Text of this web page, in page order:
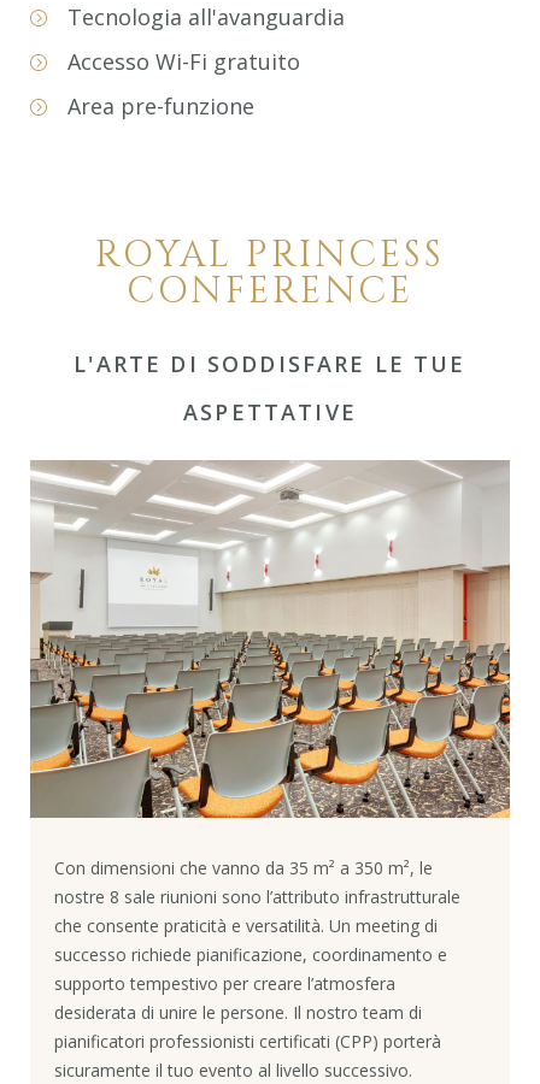
Tecnologia all'avanguardia
Accesso Wi-Fi gratuito
Area pre-funzione
ROYAL PRINCESS
CONFERENCE
L'ARTE DI SODDISFARE LE TUE
ASPETTATIVE
Con dimensioni che vanno da 35 m² a 350 m², le
nostre 8 sale riunioni sono l’attributo infrastrutturale
che consente praticità e versatilità. Un meeting di
successo richiede pianificazione, coordinamento e
supporto tempestivo per creare l’atmosfera
desiderata di unire le persone. Il nostro team di
pianificatori professionisti certificati (CPP) porterà
sicuramente il tuo evento al livello successivo.